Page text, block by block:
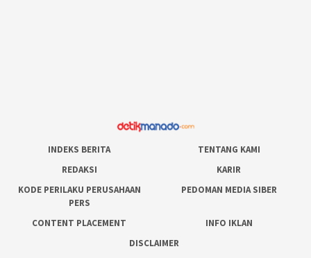
INDEKS BERITA
TENTANG KAMI
REDAKSI
KARIR
KODE PERILAKU PERUSAHAAN
PERS
PEDOMAN MEDIA SIBER
CONTENT PLACEMENT
INFO IKLAN
DISCLAIMER